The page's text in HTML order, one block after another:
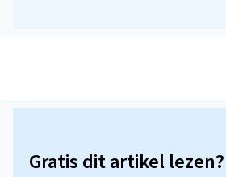
Gratis dit artikel lezen?